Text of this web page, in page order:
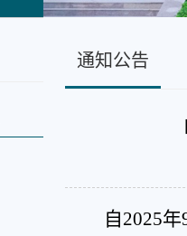
通知公告
自2025年